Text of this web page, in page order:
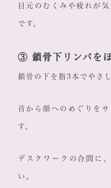
目元のむくみや疲れが
です。
③ 鎖骨下リンパを
鎖骨の下を指3本でやさ
首から顔へのめぐりを
す。
デスクワークの合間に
い。